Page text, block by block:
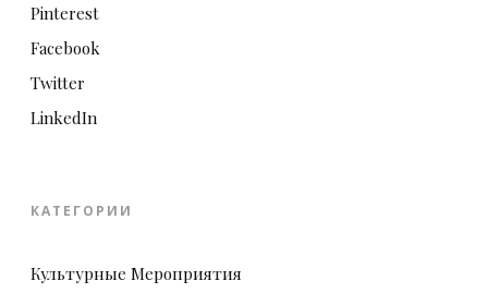
Pinterest
Facebook
Twitter
LinkedIn
КАТЕГОРИИ
Культурные Мероприятия